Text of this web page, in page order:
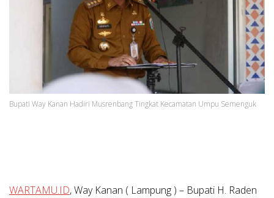
Bupati Way Kanan Hadiri Musrenbang Tingkat Kecamatan Umpu Semenguk
WARTAMU.ID, Way Kanan ( Lampung ) – Bupati H. Raden